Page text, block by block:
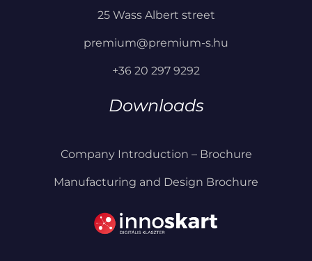
25 Wass Albert street
premium@premium-s.hu
+36 20 297 9292
Downloads
Company Introduction – Brochure
Manufacturing and Design Brochure